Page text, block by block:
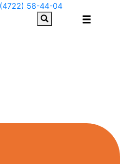
58-44-04